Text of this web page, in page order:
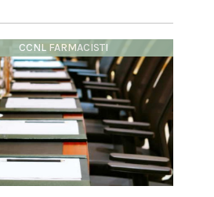
CCNL FARMACISTI